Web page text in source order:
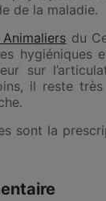
de la maladie.
du
hygiéniques
sur
il reste
sont la